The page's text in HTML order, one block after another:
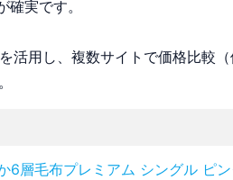
実です。
活用し、複数サイトで価格比較（
層毛布プレミアム シングル ピン